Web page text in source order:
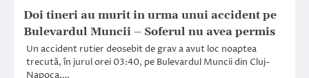
Doi tineri au murit in urma unui accident pe
Bulevardul Muncii – Soferul nu avea permis
Un accident rutier deosebit de grav a avut loc noaptea
trecută, în jurul orei 03:40, pe Bulevardul Muncii din Cluj-